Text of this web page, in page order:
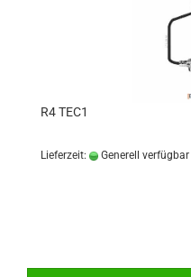
R4 TEC1
Lieferzeit: Generell verfügbar